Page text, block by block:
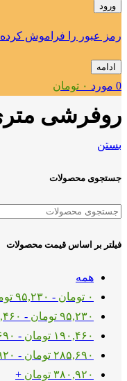
ورود
رمز عبور را فراموش کرده
ادامه
0 مورد ۰ تومان
روفرشی
بستن
جستجوی محصولات
فیلتر بر اساس قیمت محصولات
همه
۰ تومان - ۹۵,۲۳۰
۹۵,۲۳۰ تومان -
۱۹۰,۴۶۰ تومان -
۲۸۵,۶۹۰ تومان -
۳۸۰,۹۲۰ تومان +